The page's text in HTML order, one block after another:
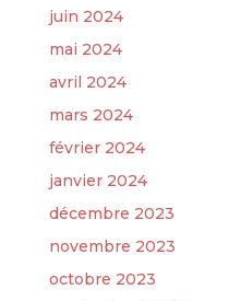
juin 2024
mai 2024
avril 2024
mars 2024
février 2024
janvier 2024
décembre 2023
novembre 2023
octobre 2023